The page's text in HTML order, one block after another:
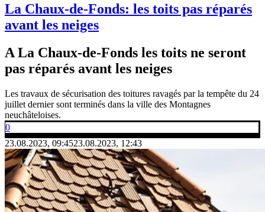
La Chaux-de-Fonds: les toits pas réparés
avant les neiges
A La Chaux-de-Fonds les toits ne seront
pas réparés avant les neiges
Les travaux de sécurisation des toitures ravagés par la tempête du 24
juillet dernier sont terminés dans la ville des Montagnes
neuchâteloises.
0
23.08.2023, 09:4523.08.2023, 12:43